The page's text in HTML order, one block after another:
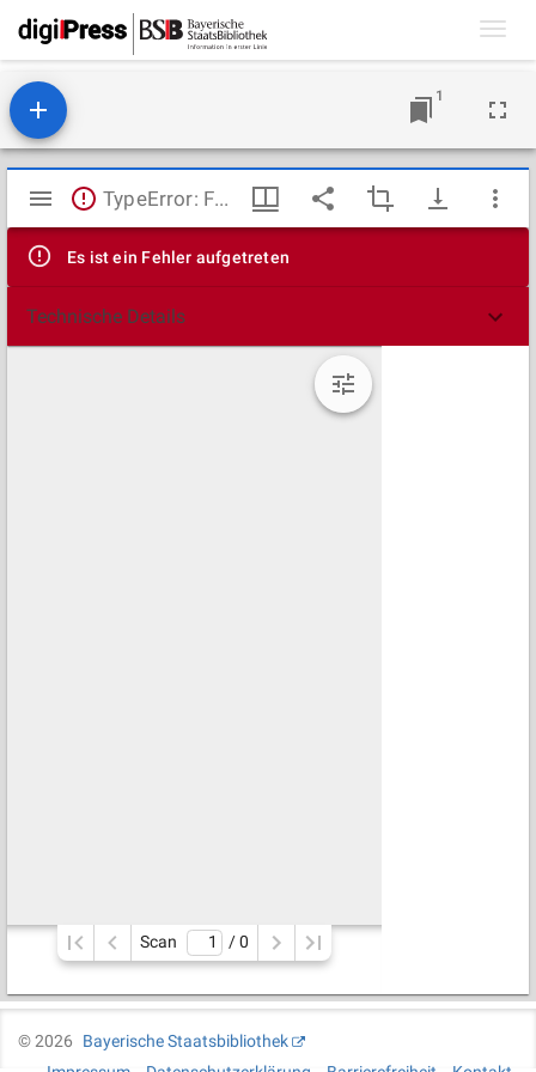
1
Mirador
Viewer
TypeError: Failed to fetch
Es ist ein Fehler aufgetreten
Technische Details
Scan / 0
©2026
Bayerische Staatsbibliothek